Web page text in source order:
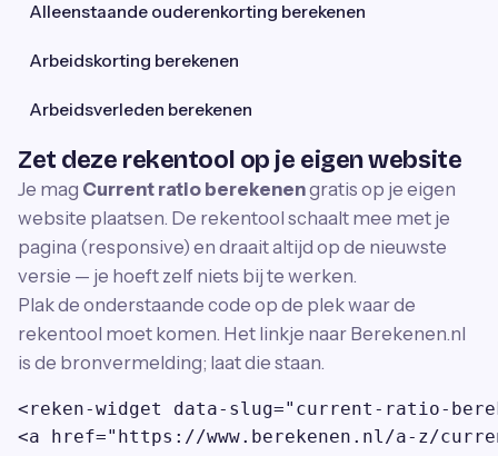
Alleenstaande ouderenkorting berekenen
Arbeidskorting berekenen
Arbeidsverleden berekenen
Zet deze rekentool op je eigen website
Je mag Current ratio berekenengratis op je eigen
website plaatsen. De rekentool schaalt mee met je
pagina (responsive) en draait altijd op de nieuwste
versie — je hoeft zelf niets bij te werken.
Plak de onderstaande code op de plek waar de
rekentool moet komen. Het linkje naar Berekenen.nl
is de bronvermelding; laat die staan.
<reken-widget data-slug="current-ratio-
<a href="https://www.berekenen.nl/a-z/